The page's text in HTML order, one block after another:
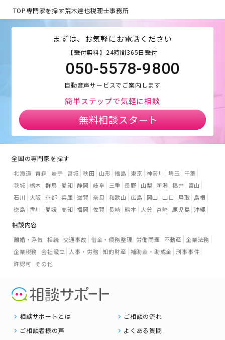
TOP専門家を探す荒木達也税理士事務所
まずは、お気軽にお電話ください
【受付無料】24時間365日受付
050-5578-9800
自動音声サービスでご案内します
簡単ステップで気軽に相談
無料相談スタート
全国の専門家を探す
北海道 青森 岩手 宮城 秋田 山形 福島 東京 神奈川 埼玉
千葉
茨城 栃木 群馬 愛知 静岡 岐阜 三重 長野 山梨 新潟 福井
富山
石川
大阪 京都 兵庫 滋賀 奈良 和歌山 広島 岡山 山口 鳥取
島根
徳島 香川 愛媛 高知 福岡 佐賀 長崎 熊本 大分 宮崎 鹿児島 沖縄
相談内容
離婚・浮気 相続 交通事故 借金・債務整理 労働問題 不動産 企業法務
企業税務 会社設立 人事・労務 知的財産 補助金・助成金 刑事事件
許認可 その他
相談サポートとは
ご相談の流れ
ご相談者様の声
よくある質問